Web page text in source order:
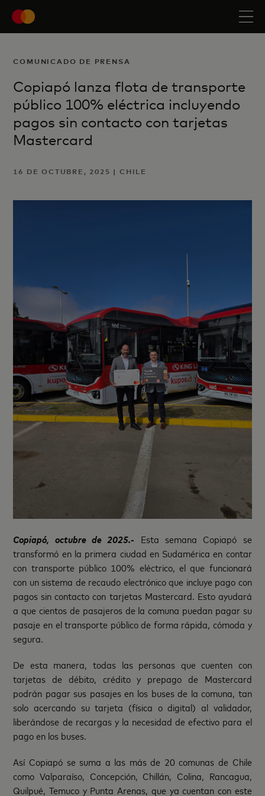
COMUNICADO DE PRENSA
Copiapó lanza flota de transporte
público 100% eléctrica incluyendo
pagos sin contacto con tarjetas
Mastercard
16 DE OCTUBRE, 2025 | CHILE
Copiapó, octubre de 2025.- Esta semana Copiapó se
transformó en la primera ciudad en Sudamérica en contar
con transporte público 100% eléctrico, el que funcionará
con un sistema de recaudo electrónico que incluye pago con
pagos sin contacto con tarjetas Mastercard. Esto ayudará
a que cientos de pasajeros de la comuna puedan pagar su
pasaje en el transporte público de forma rápida, cómoda y
segura.
De esta manera, todas las personas que cuenten con
tarjetas de débito, crédito y prepago de Mastercard
podrán pagar sus pasajes en los buses de la comuna, tan
solo acercando su tarjeta (física o digital) al validador,
liberándose de recargas y la necesidad de efectivo para el
pago en los buses.
Así Copiapó se suma a las más de 20 comunas de Chile
como Valparaíso, Concepción, Chillán, Colina, Rancagua,
Quilpué, Temuco y Punta Arenas, que ya cuentan con este